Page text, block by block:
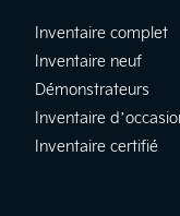
Inventaire complet
Inventaire neuf
Démonstrateurs
Inventaire
Inventaire certifié